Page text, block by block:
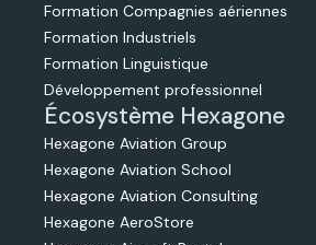
Formation Compagnies aériennes
Formation Industriels
Formation Linguistique
Développement professionnel
Écosystème Hexagone
Hexagone Aviation Group
Hexagone Aviation School
Hexagone Aviation Consulting
Hexagone AeroStore